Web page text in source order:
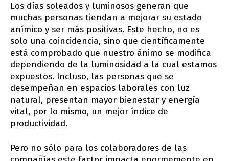
Los días soleados y luminosos generan que
muchas personas tiendan a mejorar su estado
anímico y ser más positivas. Este hecho, no es
solo una coincidencia, sino que científicamente
está comprobado que nuestro ánimo se modifica
dependiendo de la luminosidad a la cual estamos
expuestos. Incluso, las personas que se
desempeñan en espacios laborales con luz
natural, presentan mayor bienestar y energía
vital, por lo mismo, un mejor índice de
productividad.
Pero no sólo para los colaboradores de las